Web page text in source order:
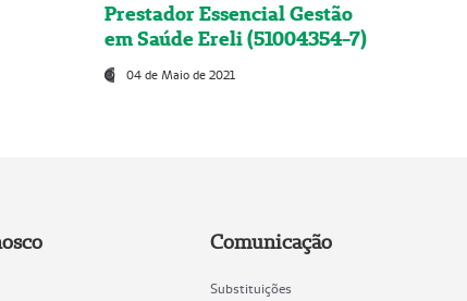
Prestador Essencial Gestão
em Saúde Ereli (51004354-7)
04 de Maio de 2021
Comunicação
Substituições